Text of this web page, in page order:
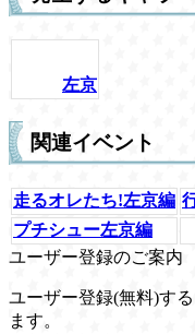
左京
関連イベント
走るオレたち!左京編
プチシュー左京編
ユーザー登録のご案内
ユーザー登録(無料)す
ます。